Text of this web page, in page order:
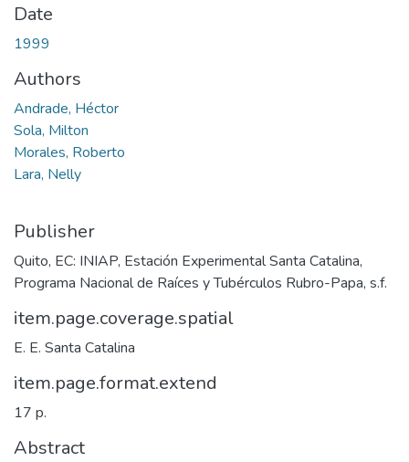
Date
1999
Authors
Andrade, Héctor
Sola, Milton
Morales, Roberto
Lara, Nelly
Publisher
Quito, EC: INIAP, Estación Experimental Santa Catalina,
Programa Nacional de Raíces y Tubérculos Rubro-Papa, s.f.
item.page.coverage.spatial
E. E. Santa Catalina
item.page.format.extend
17 p.
Abstract